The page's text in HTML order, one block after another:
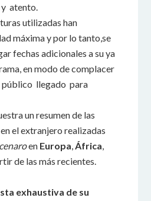
atento.
utilizadas han
máxima y por lo tanto,se
fechas adicionales a su ya
en modo de complacer
público llegado para
un resumen de las
el extranjero realizadas
en Europa,África,
de las más recientes.
exhaustiva de su